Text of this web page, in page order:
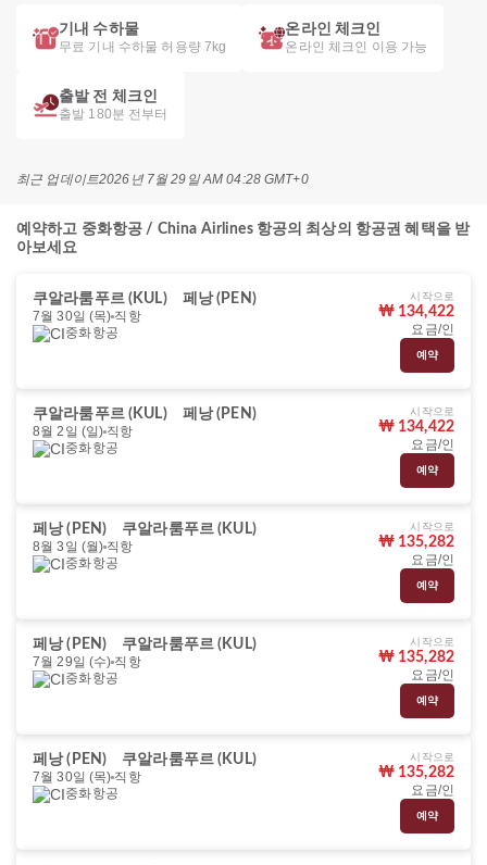
기내 수하물
무료 기내 수하물 허용량 7kg
온라인 체크인
온라인 체크인 이용 가능
출발 전 체크인
출발 180분 전부터
최근 업데이트2026년 7월 29일 AM 04:28 GMT+0
예약하고 중화항공 / China Airlines 항공의 최상의 항공권 혜택을 받
아보세요
쿠알라룸푸르 (KUL)
페낭 (PEN)
7월 30일 (목) 직항
중화항공
시작으로
₩ 134,422
요금/인
예약
쿠알라룸푸르 (KUL)
페낭 (PEN)
8월 2일 (일) 직항
중화항공
시작으로
₩ 134,422
요금/인
예약
페낭 (PEN)
쿠알라룸푸르 (KUL)
8월 3일 (월) 직항
중화항공
시작으로
₩ 135,282
요금/인
예약
페낭 (PEN)
쿠알라룸푸르 (KUL)
7월 29일 (수) 직항
중화항공
시작으로
₩ 135,282
요금/인
예약
페낭 (PEN)
쿠알라룸푸르 (KUL)
7월 30일 (목) 직항
중화항공
시작으로
₩ 135,282
요금/인
예약